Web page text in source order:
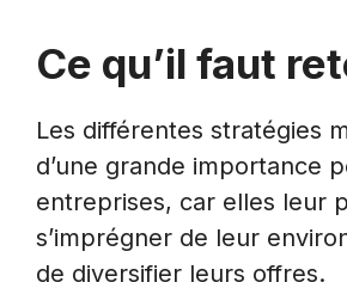
Ce qu’il faut
Les différentes stratégies
d’une grande importance
entreprises, car elles leur
s’imprégner de leur
de diversifier leurs offres.